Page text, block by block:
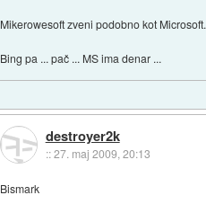
Mikerowesoft zveni podobno kot Microsoft.
Bing pa ... pač ... MS ima denar ...
destroyer2k
::27. maj 2009, 20:13
Bismark